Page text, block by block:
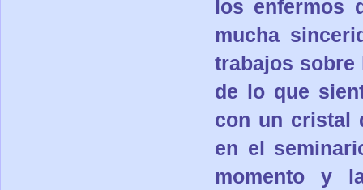
los enfermos
mucha
trabajos sobre
de lo que
con un cristal
en el
momento y